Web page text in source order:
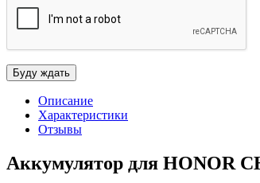
Описание
Характеристики
Отзывы
Аккумулятор для HONOR